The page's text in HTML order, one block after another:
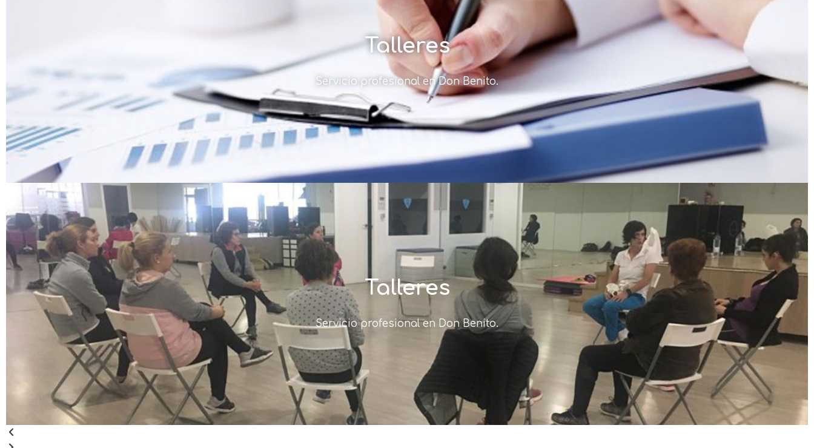
Talleres
Servicio profesional en Don Benito.
Talleres
Servicio profesional en Don Benito.